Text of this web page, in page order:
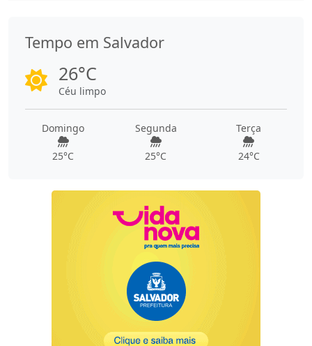
Tempo em Salvador
26°C
Céu limpo
Domingo
25°C
Segunda
25°C
Terça
24°C